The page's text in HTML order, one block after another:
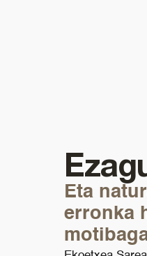
Eta
erronka